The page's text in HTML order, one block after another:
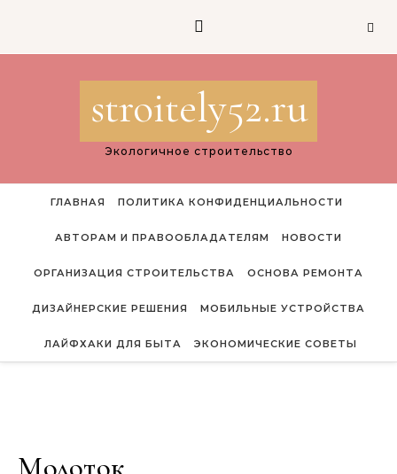
stroitely52.ru
Экологичное строительство
ГЛАВНАЯ ПОЛИТИКА КОНФИДЕНЦИАЛЬНОСТИ
АВТОРАМ И ПРАВООБЛАДАТЕЛЯМ НОВОСТИ
ОРГАНИЗАЦИЯ СТРОИТЕЛЬСТВА ОСНОВА РЕМОНТА
ДИЗАЙНЕРСКИЕ РЕШЕНИЯ МОБИЛЬНЫЕ УСТРОЙСТВА
ЛАЙФХАКИ ДЛЯ БЫТА ЭКОНОМИЧЕСКИЕ СОВЕТЫ